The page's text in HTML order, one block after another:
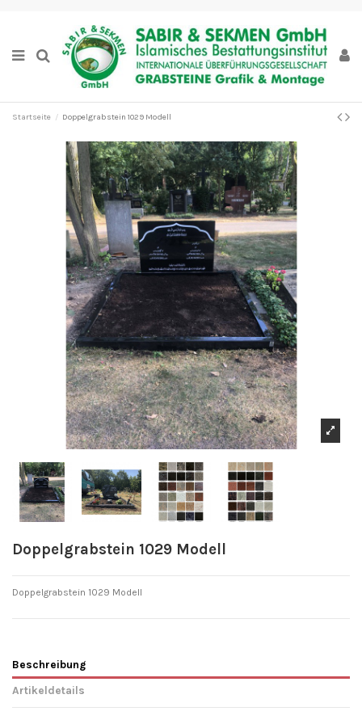
Startseite Doppelgrabstein 1029 Modell
Doppelgrabstein 1029 Modell
Doppelgrabstein 1029 Modell
Beschreibung
Artikeldetails